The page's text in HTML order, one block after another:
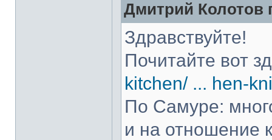
Дмитрий Колотов
Здравствуйте!
Почитайте вот
kitchen/ ... hen-
По Самуре:
и на отношение